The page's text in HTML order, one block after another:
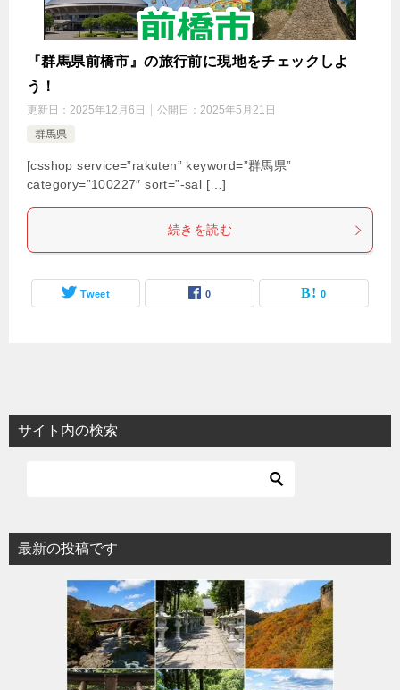
『群馬県前橋市』の旅行前に現地をチェックしよ
う！
更新日： 2025年12月6日 公開日： 2025年5月21日
群馬県
[csshop service=”rakuten” keyword=”群馬県”
category=”100227″ sort=”-sal […]
続きを読む
Tweet 0 0
サイト内の検索
最新の投稿です